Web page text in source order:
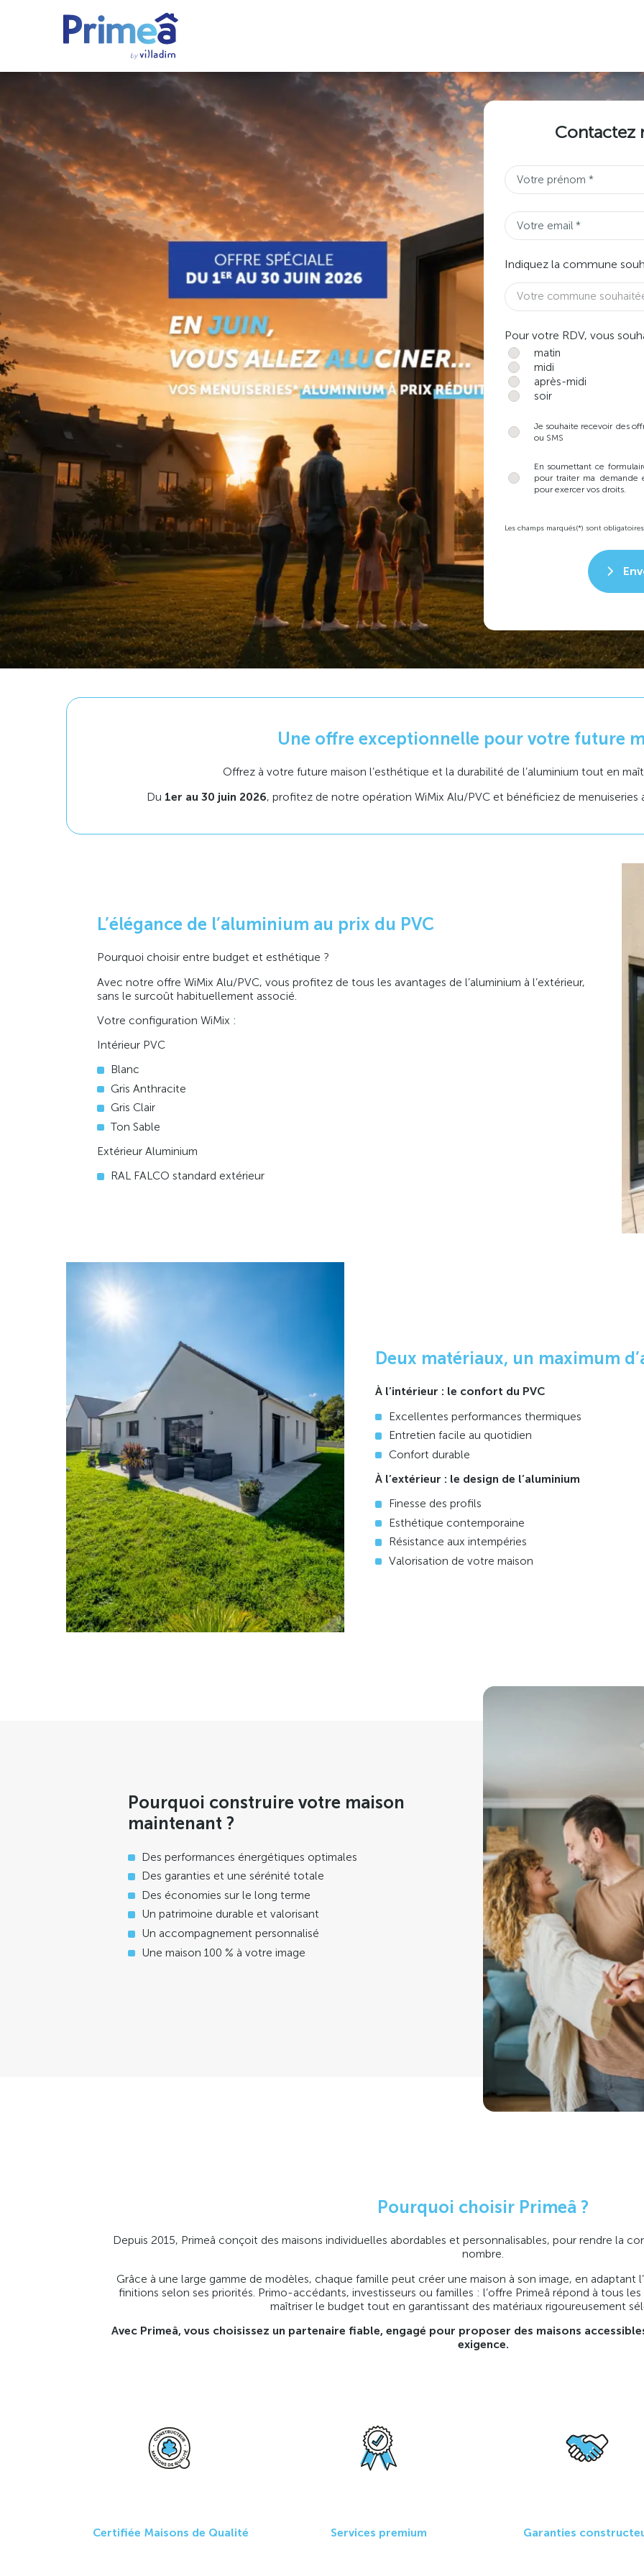
Contactez
Indiquez la commune
Votre commune
Pour votre RDV, vous
matin
midi
après-midi
soir
Je souhaite recevoir des
ou SMS
En soumettant ce
pour traiter ma demande
pour exercer vos droits.
Les champs marqués(*) sont
Une offre exceptionnelle pour votre future
Offrez à votre future maison l’esthétique et la durabilité de l’aluminium tout en
Du 1er au 30 juin 2026, profitez de notre opération WiMix Alu/PVC et bénéficiez de menuiseries
L’élégance de l’aluminium au prix du PVC
Pourquoi choisir entre budget et esthétique ?
Avec notre offre WiMix Alu/PVC, vous profitez de tous les avantages de l’aluminium à l’extérieur,
sans le surcoût habituellement associé.
Votre configuration WiMix :
Intérieur PVC
Blanc
Gris Anthracite
Gris Clair
Ton Sable
Extérieur Aluminium
RAL FALCO standard extérieur
Deux matériaux, un maximum
À l’intérieur : le confort du PVC
Excellentes performances thermiques
Entretien facile au quotidien
Confort durable
À l’extérieur : le design de l’aluminium
Finesse des profils
Esthétique contemporaine
Résistance aux intempéries
Valorisation de votre maison
Pourquoi construire votre maison
maintenant ?
Des performances énergétiques optimales
Des garanties et une sérénité totale
Des économies sur le long terme
Un patrimoine durable et valorisant
Un accompagnement personnalisé
Une maison 100 % à votre image
Pourquoi choisir Primeâ ?
Depuis 2015, Primeâ conçoit des maisons individuelles abordables et personnalisables, pour rendre la
nombre.
Grâce à une large gamme de modèles, chaque famille peut créer une maison à son image, en adaptant
finitions selon ses priorités. Primo-accédants, investisseurs ou familles : l’offre Primeâ répond à tous
maîtriser le budget tout en garantissant des matériaux rigoureusement
Avec Primeâ, vous choisissez un partenaire fiable, engagé pour proposer des maisons
exigence.
Certifiée Maisons de Qualité Services premium Garanties